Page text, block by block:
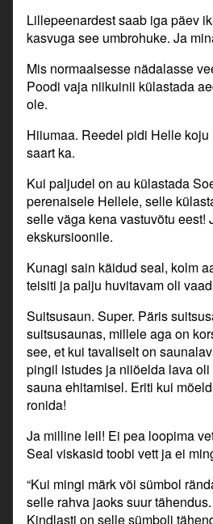
Lillepeenardest saab iga päev
kasvuga see umbrohuke. Ja
Mis normaalsesse nädalasse
Poodi vaja niikuinii külastada
ole.
Hiiumaa. Reedel pidi Helle
saart ka.
Kui paljudel on au külastada
perenaisele Hellele, selle
selle väga kena vastuvõtu
ekskursioonile.
Kunagi sain käidud seal, kolm
teisiti ja palju huvitavam oli
Suitsusaun. Super. Päris
suitsusaunas, millele aga on
see, et kui tavaliselt on
pingil istudes ja niiöelda lava
sauna ehitamisel. Eriti kui
ronida!
Ja milline leil! Ei pea loopima
Seal viskasid toobi vett ja ei
“Kui mingi märk või sümbol
selle rahva jaoks suur
Kindlasti on selle sümboli